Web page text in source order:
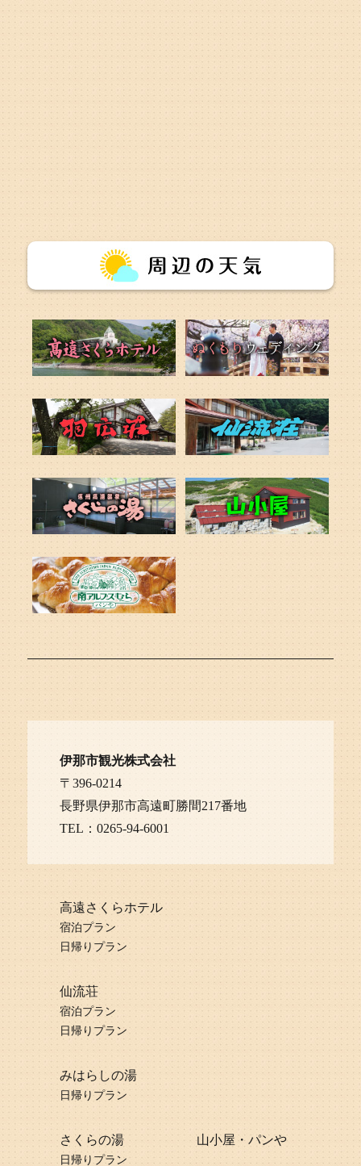
伊那市観光株式会社
〒396-0214
長野県伊那市高遠町勝間217番地
TEL：0265-94-6001
高遠さくらホテル
宿泊プラン
日帰りプラン
仙流荘
宿泊プラン
日帰りプラン
みはらしの湯
日帰りプラン
さくらの湯
日帰りプラン
山小屋 ・パンや